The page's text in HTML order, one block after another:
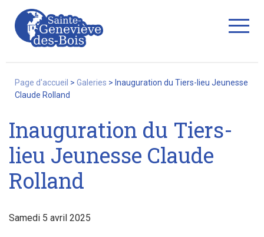
La Ville
Services
Commerces/associations
Page d'accueil > Galeries > Inauguration du Tiers-lieu Jeunesse
Claude Rolland
Inauguration du Tiers-
lieu Jeunesse Claude
Rolland
Samedi 5 avril 2025